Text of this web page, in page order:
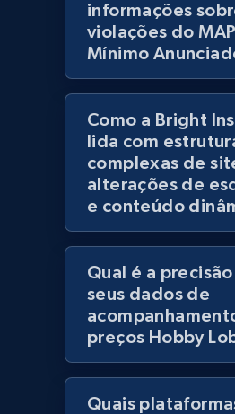
1.1K+ 149+
Lowes.com
URL, Domain, Marketplace pn,
Model number, Gtin ean pn,
991+ 162+
Lowes.com - Gather data
specified keywords
URL, Domain, Marketplace pn,
Model number, Gtin ean pn,
more.
informações
violações do
Mínimo
Como a Bright
lida com
complexas de
alterações de
e conteúdo
Qual é a
seus dados de
preços Hobby
Quais